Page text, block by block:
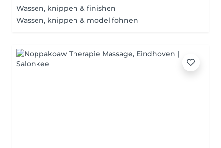
Wassen, knippen & finishen
Wassen, knippen & model föhnen